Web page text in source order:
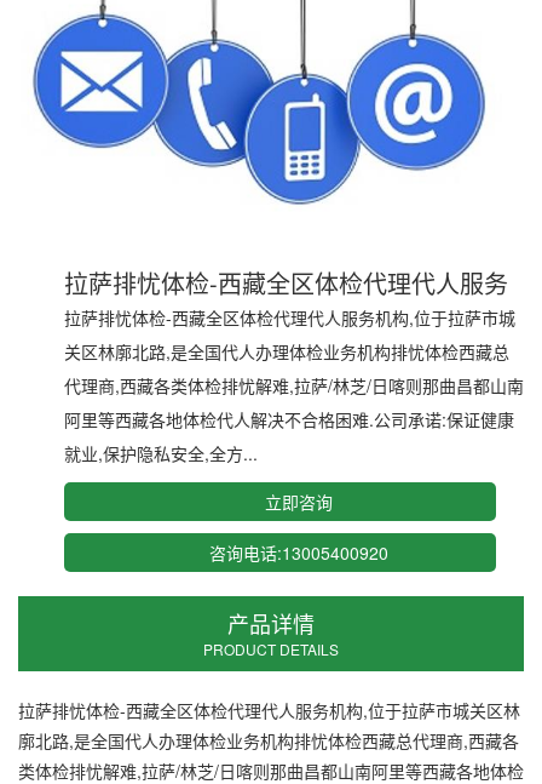
拉萨排忧体检-西藏全区体检代理代人服务
拉萨排忧体检-西藏全区体检代理代人服务机构,位于拉萨市城
关区林廓北路,是全国代人办理体检业务机构排忧体检西藏总
代理商,西藏各类体检排忧解难,拉萨/林芝/日喀则那曲昌都山南
阿里等西藏各地体检代人解决不合格困难.公司承诺:保证健康
就业,保护隐私安全,全方...
立即咨询
咨询电话:13005400920
产品详情
PRODUCT DETAILS
拉萨排忧体检-西藏全区体检代理代人服务机构,位于拉萨市城关区林
廓北路,是全国代人办理体检业务机构排忧体检西藏总代理商,西藏各
类体检排忧解难,拉萨/林芝/日喀则那曲昌都山南阿里等西藏各地体检